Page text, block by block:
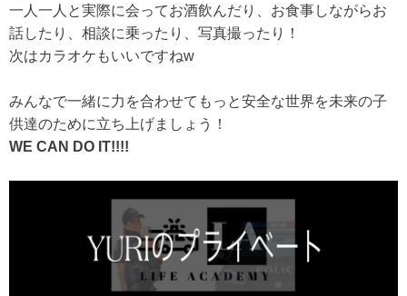
一人一人と実際に会ってお酒飲んだり、お食事しながらお
話したり、相談に乗ったり、写真撮ったり！
次はカラオケもいいですねw
みんなで一緒に力を合わせてもっと安全な世界を未来の子
供達のために立ち上げましょう！
WE CAN DO IT!!!!